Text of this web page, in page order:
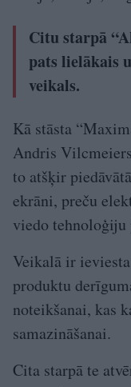
Citu starpā
pats lielākais
veikals.
Kā stāsta
Andris
to atšķir
ekrāni, preču
viedo
Veikalā ir
produktu
noteikšanai, kas
samazināšanai.
Cita starpā te